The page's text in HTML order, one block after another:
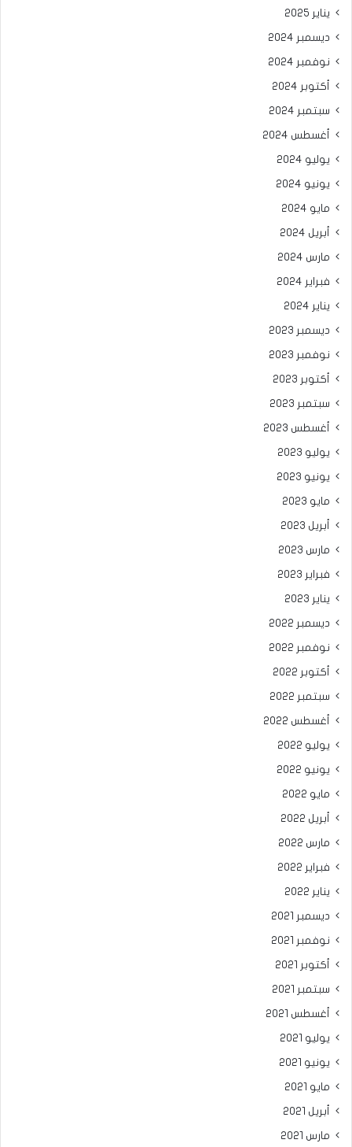
يناير 2025
ديسمبر 2024
نوفمبر 2024
أكتوبر 2024
سبتمبر 2024
أغسطس 2024
يوليو 2024
يونيو 2024
مايو 2024
أبريل 2024
مارس 2024
فبراير 2024
يناير 2024
ديسمبر 2023
نوفمبر 2023
أكتوبر 2023
سبتمبر 2023
أغسطس 2023
يوليو 2023
يونيو 2023
مايو 2023
أبريل 2023
مارس 2023
فبراير 2023
يناير 2023
ديسمبر 2022
نوفمبر 2022
أكتوبر 2022
سبتمبر 2022
أغسطس 2022
يوليو 2022
يونيو 2022
مايو 2022
أبريل 2022
مارس 2022
فبراير 2022
يناير 2022
ديسمبر 2021
نوفمبر 2021
أكتوبر 2021
سبتمبر 2021
أغسطس 2021
يوليو 2021
يونيو 2021
مايو 2021
أبريل 2021
مارس 2021